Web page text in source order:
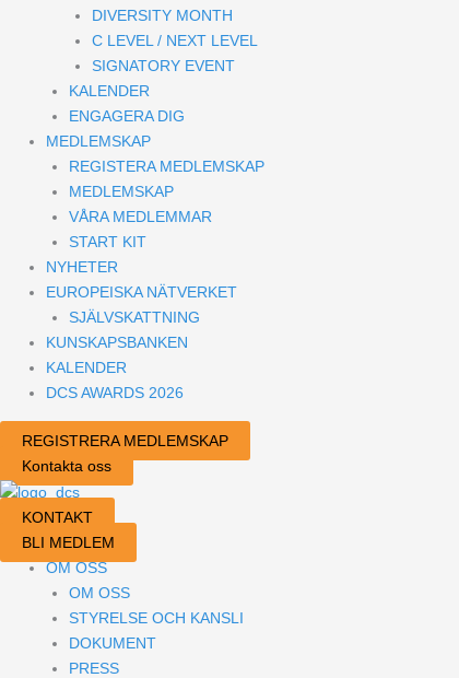
DIVERSITY MONTH
C LEVEL / NEXT LEVEL
SIGNATORY EVENT
KALENDER
ENGAGERA DIG
MEDLEMSKAP
REGISTERA MEDLEMSKAP
MEDLEMSKAP
VÅRA MEDLEMMAR
START KIT
NYHETER
EUROPEISKA NÄTVERKET
SJÄLVSKATTNING
KUNSKAPSBANKEN
KALENDER
DCS AWARDS 2026
REGISTRERA MEDLEMSKAP
Kontakta oss
KONTAKT
BLI MEDLEM
OM OSS
OM OSS
STYRELSE OCH KANSLI
DOKUMENT
PRESS